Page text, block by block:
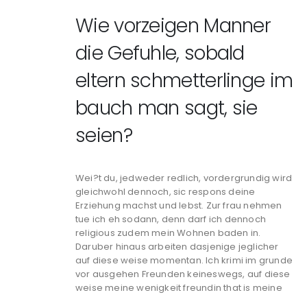
Wie vorzeigen Manner
die Gefuhle, sobald
eltern schmetterlinge im
bauch man sagt, sie
seien?
Wei?t du, jedweder redlich, vordergrundig wird
gleichwohl dennoch, sic respons deine
Erziehung machst und lebst. Zur frau nehmen
tue ich eh sodann, denn darf ich dennoch
religious zudem mein Wohnen baden in.
Daruber hinaus arbeiten dasjenige jeglicher
auf diese weise momentan. Ich krimi im grunde
vor ausgehen Freunden keineswegs, auf diese
weise meine wenigkeit freundin that is meine